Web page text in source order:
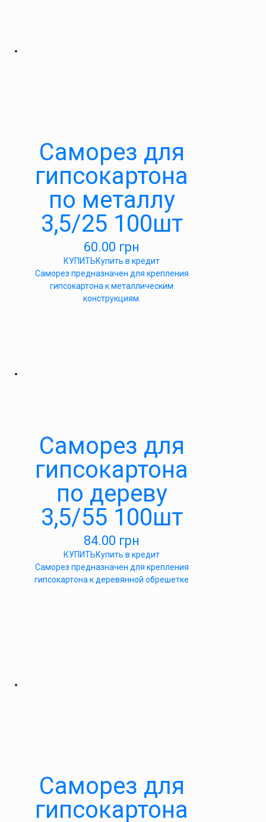
Саморез для
гипсокартона
по металлу
3,5/25 100шт
60.00 грн
КУПИТЬКупить в кредит
Саморез предназначен для крепления
гипсокартона к металлическим
конструкциям.
Саморез для
гипсокартона
по дереву
3,5/55 100шт
84.00 грн
КУПИТЬКупить в кредит
Саморез предназначен для крепления
гипсокартона к деревянной обрешетке
Саморез для
гипсокартона